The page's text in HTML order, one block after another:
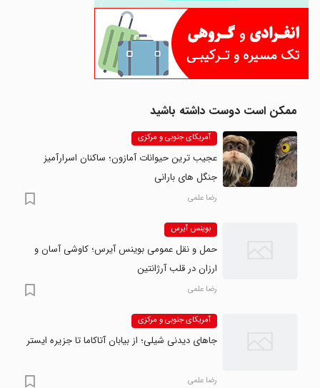
ممکن است دوست داشته باشید
آمریکای جنوبی و مرکزی
عجیب ترین حیوانات آمازون؛ ساکنان اسرارآمیز
جنگل های بارانی
رضا علمی
بوینس آیرس
حمل و نقل عمومی بوینس آیرس؛ کاوشی آسان و
ارزان در قلب آرژانتین
رضا علمی
آمریکای جنوبی و مرکزی
جاهای دیدنی شیلی؛ از بیابان آتاکاما تا جزیره ایستر
رضا علمی